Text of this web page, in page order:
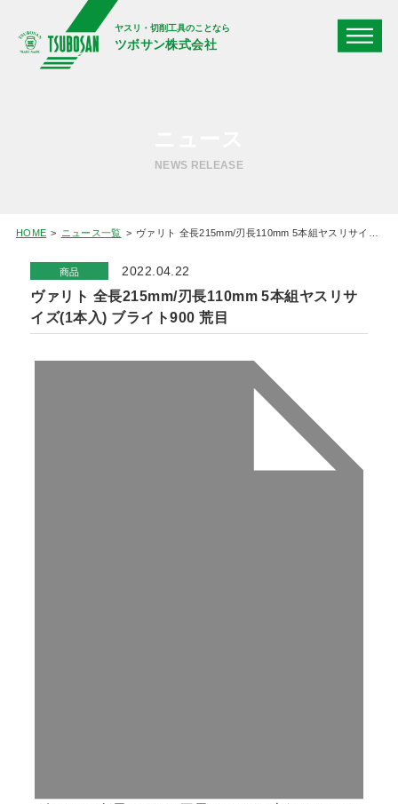
ヤスリ・切削工具のことなら
ツボサン株式会社
NEWS RELEASE
HOME ニュース一覧 ヴァリト 全長215mm/刃長110mm 5本組ヤスリサイズ(1本入) ブライト900 荒目
商品 2022.04.22
ヴァリト 全長215mm/刃長110mm 5本組ヤスリサ
イズ(1本入) ブライト900 荒目